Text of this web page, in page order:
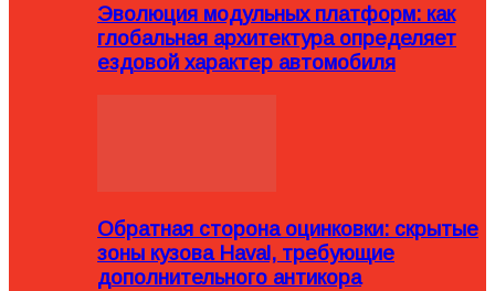
Эволюция модульных платформ: как
глобальная архитектура определяет
ездовой характер автомобиля
Обратная сторона оцинковки: скрытые
зоны кузова Haval, требующие
дополнительного антикора